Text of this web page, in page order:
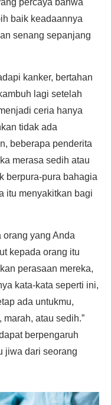
percaya bahwa
baik keadaannya
senang sepanjang
kanker, bertahan
lagi setelah
ceria hanya
tidak ada
beberapa penderita
merasa sedih atau
berpura-pura bahagia
itu menyakitkan bagi
yang Anda
kepada orang itu
perasaan mereka,
kata-kata seperti ini,
ada untukmu,
atau sedih.”
berpengaruh
jiwa dari seorang